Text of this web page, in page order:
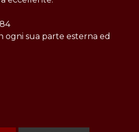
ogni sua parte esterna ed